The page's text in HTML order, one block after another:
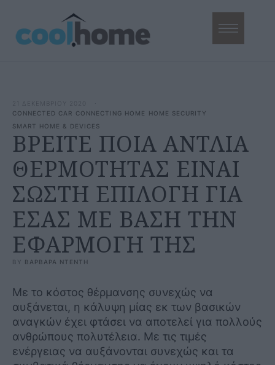
21 ΔΕΚΕΜΒΡΙΟΥ 2020
CONNECTED CAR CONNECTING HOME
HOME SECURITY
SMART HOME & DEVICES
ΒΡΕΙΤΕ ΠΟΙΑ ΑΝΤΛΙΑ
ΘΕΡΜΟΤΗΤΑΣ ΕΙΝΑΙ
ΣΩΣΤΗ ΕΠΙΛΟΓΗ ΓΙΑ
ΕΣΑΣ ΜΕ ΒΑΣΗ ΤΗΝ
ΕΦΑΡΜΟΓΗ ΤΗΣ
BY ΒΑΡΒΑΡΑ ΝΤΕΝΤΗ
Με το κόστος θέρμανσης συνεχώς να
αυξάνεται, η κάλυψη μίας εκ των βασικών
αναγκών έχει φτάσει να αποτελεί για πολλούς
ανθρώπους πολυτέλεια. Με τις τιμές
ενέργειας να αυξάνονται συνεχώς και τα